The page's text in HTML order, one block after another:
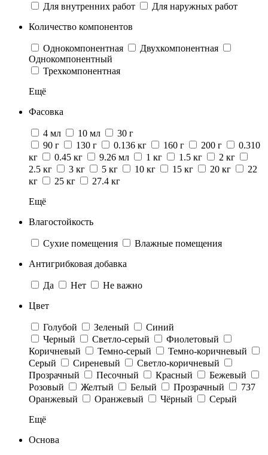
Для внутренних работ
Для наружных работ
Количество компонентов
Однокомпонентная
Двухкомпонентная
Однокомпонентный
Трехкомпонентная
Ещё
Фасовка
4 мл 10 мл
30 г
90 г
130 г 0.136 кг 160 г 200 г
0.310
кг
0.45 кг 9.26 мл 1 кг 1.5 кг
2 кг
2.5 кг
3 кг 5 кг 10 кг 15 кг 20 кг
22
кг
25 кг
27.4 кг
Ещё
Влагостойкость
Сухие помещения
Влажные помещения
Антигрибковая добавка
Да Нет
Не важно
Цвет
Голубой Зеленый
Синий
Черный
Светло-серый
Фиолетовый
Коричневый
Темно-серый
Темно-коричневый
Cерый
Сиреневый
Светло-коричневый
Прозрачный
Песочный Красный
Бежевый
Розовый
Желтый Белый Прозрачный
737
Оранжевый
Оранжевый Чёрный
Серый
Ещё
Основа